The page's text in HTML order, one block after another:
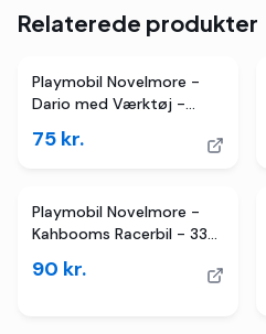
Relaterede produkter
Playmobil Novelmore -
Dario med Værktøj -
75 kr.
Playmobil Novelmore -
Kahbooms Racerbil - 33
90 kr.